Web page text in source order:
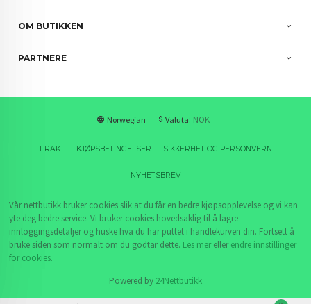
OM BUTIKKEN
PARTNERE
Norwegian Valuta: NOK
FRAKT KJØPSBETINGELSER SIKKERHET OG PERSONVERN
NYHETSBREV
Vår nettbutikk bruker cookies slik at du får en bedre kjøpsopplevelse og vi kan
yte deg bedre service. Vi bruker cookies hovedsaklig til å lagre
innloggingsdetaljer og huske hva du har puttet i handlekurven din. Fortsett å
bruke siden som normalt om du godtar dette. Les merellerendre innstillinger
for cookies.
Powered by 24Nettbutikk